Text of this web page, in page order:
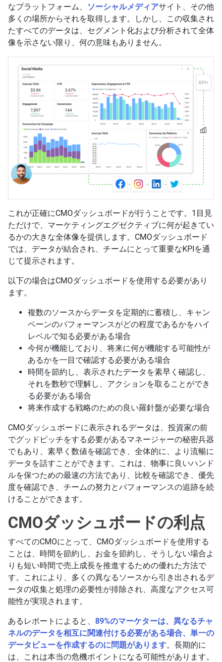
なプラットフォーム、
ソーシャルメディアサイト、その他
多くの場所からそれを取得します。しかし、この収集され
たすべてのデータは、セグメント化および分析されて全体
像を示さない限り、何の意味もありません。
これが正確にCMOダッシュボードが行うことです。1目見
ただけで、マーケティングエグゼクティブに何が起きてい
るかの大きな全体像を提供します。CMOダッシュボード
では、データが結合され、チームにとって重要なKPIを通
じて提示されます。
以下の場合はCMOダッシュボードを使用する必要があり
ます。
複数のソースからデータを定期的に蓄積し、キャン
ペーンのパフォーマンスがどの程度であるかをハイ
レベルで知る必要がある場合
今何が機能しており、将来に何が機能する可能性が
あるかを一目で確認する必要がある場合
時間を節約し、表示されたデータを素早く確認し、
それを数秒で理解し、アクションを取ることができ
る必要がある場合
将来作成する戦略のための良い羅針盤が必要な場合
CMOダッシュボードに表示されるデータは、投資家の前
でグッドピッチをする必要があるマネージャーの秘密兵器
でもあり、素早く数値を確認でき、全体的に、より流暢に
データを話すことができます。これは、物事に良いハンド
ルを保つための最速の方法であり、比較を確認でき、優先
度を確認でき、チームの努力とパフォーマンスの追跡を続
けることができます。
CMOダッシュボードの利点
すべてのCMOにとって、CMOダッシュボードを使用する
ことは、時間を節約し、お金を節約し、そうしない場合よ
りも短い時間で売上成長を推進するための優れた方法で
す。これにより、多くの異なるソースから引き出されるデ
ータの収集と処理の必要性が排除され、高度なアクセス可
能性が実現されます。
あるレポートによると、 89%のマーケターは、異なるチャ
ネルのデータを相互に関連付ける必要がある場合、単一の
データビューを作成するのに問題があります。長期的に
は、これは本当の危機ポイントになる可能性があります。